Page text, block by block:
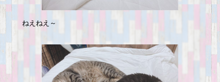
ねえねえ～